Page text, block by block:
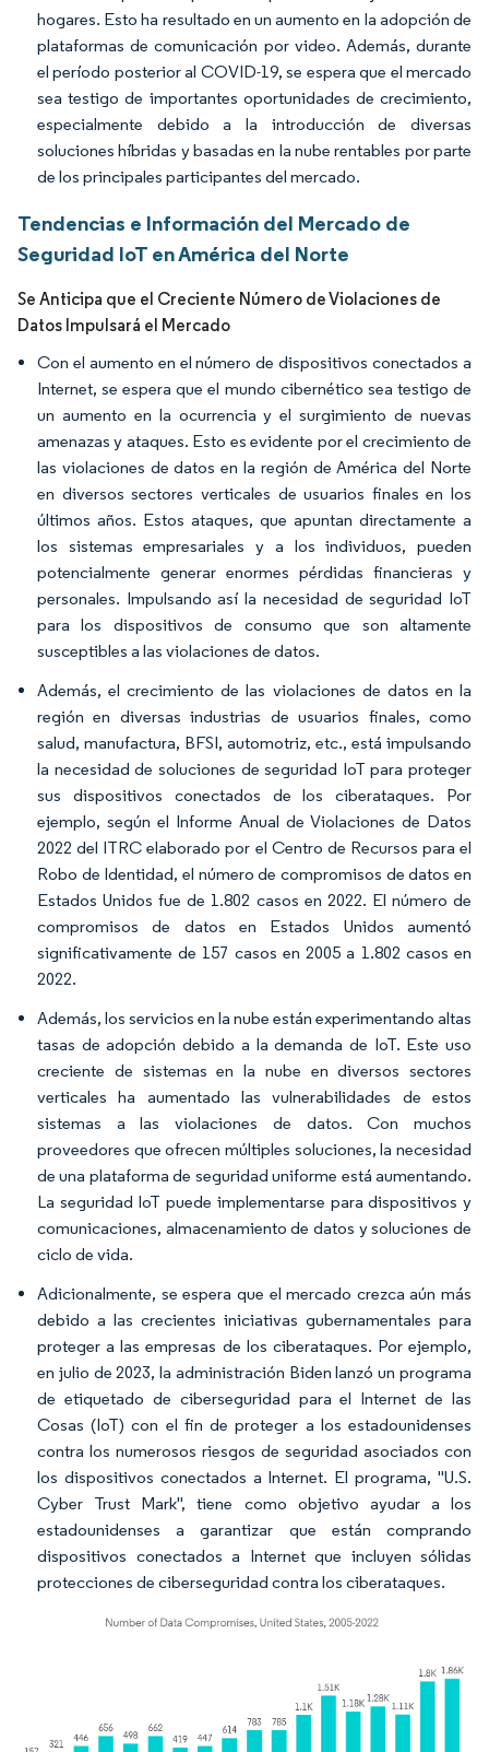
hogares. Esto ha resultado en un aumento en la adopción de
plataformas de comunicación por video. Además, durante
el período posterior al COVID-19, se espera que el mercado
sea testigo de importantes oportunidades de crecimiento,
especialmente debido a la introducción de diversas
soluciones híbridas y basadas en la nube rentables por parte
de los principales participantes del mercado.
Tendencias e Información del Mercado de
Seguridad IoT en América del Norte
Se Anticipa que el Creciente Número de Violaciones de
Datos Impulsará el Mercado
Con el aumento en el número de dispositivos conectados a
Internet, se espera que el mundo cibernético sea testigo de
un aumento en la ocurrencia y el surgimiento de nuevas
amenazas y ataques. Esto es evidente por el crecimiento de
las violaciones de datos en la región de América del Norte
en diversos sectores verticales de usuarios finales en los
últimos años. Estos ataques, que apuntan directamente a
los sistemas empresariales y a los individuos, pueden
potencialmente generar enormes pérdidas financieras y
personales. Impulsando así la necesidad de seguridad IoT
para los dispositivos de consumo que son altamente
susceptibles a las violaciones de datos.
Además, el crecimiento de las violaciones de datos en la
región en diversas industrias de usuarios finales, como
salud, manufactura, BFSI, automotriz, etc., está impulsando
la necesidad de soluciones de seguridad IoT para proteger
sus dispositivos conectados de los ciberataques. Por
ejemplo, según el Informe Anual de Violaciones de Datos
2022 del ITRC elaborado por el Centro de Recursos para el
Robo de Identidad, el número de compromisos de datos en
Estados Unidos fue de 1.802 casos en 2022. El número de
compromisos de datos en Estados Unidos aumentó
significativamente de 157 casos en 2005 a 1.802 casos en
2022.
Además, los servicios en la nube están experimentando altas
tasas de adopción debido a la demanda de IoT. Este uso
creciente de sistemas en la nube en diversos sectores
verticales ha aumentado las vulnerabilidades de estos
sistemas a las violaciones de datos. Con muchos
proveedores que ofrecen múltiples soluciones, la necesidad
de una plataforma de seguridad uniforme está aumentando.
La seguridad IoT puede implementarse para dispositivos y
comunicaciones, almacenamiento de datos y soluciones de
ciclo de vida.
Adicionalmente, se espera que el mercado crezca aún más
debido a las crecientes iniciativas gubernamentales para
proteger a las empresas de los ciberataques. Por ejemplo,
en julio de 2023, la administración Biden lanzó un programa
de etiquetado de ciberseguridad para el Internet de las
Cosas (IoT) con el fin de proteger a los estadounidenses
contra los numerosos riesgos de seguridad asociados con
los dispositivos conectados a Internet. El programa, "U.S.
Cyber Trust Mark", tiene como objetivo ayudar a los
estadounidenses a garantizar que están comprando
dispositivos conectados a Internet que incluyen sólidas
protecciones de ciberseguridad contra los ciberataques.